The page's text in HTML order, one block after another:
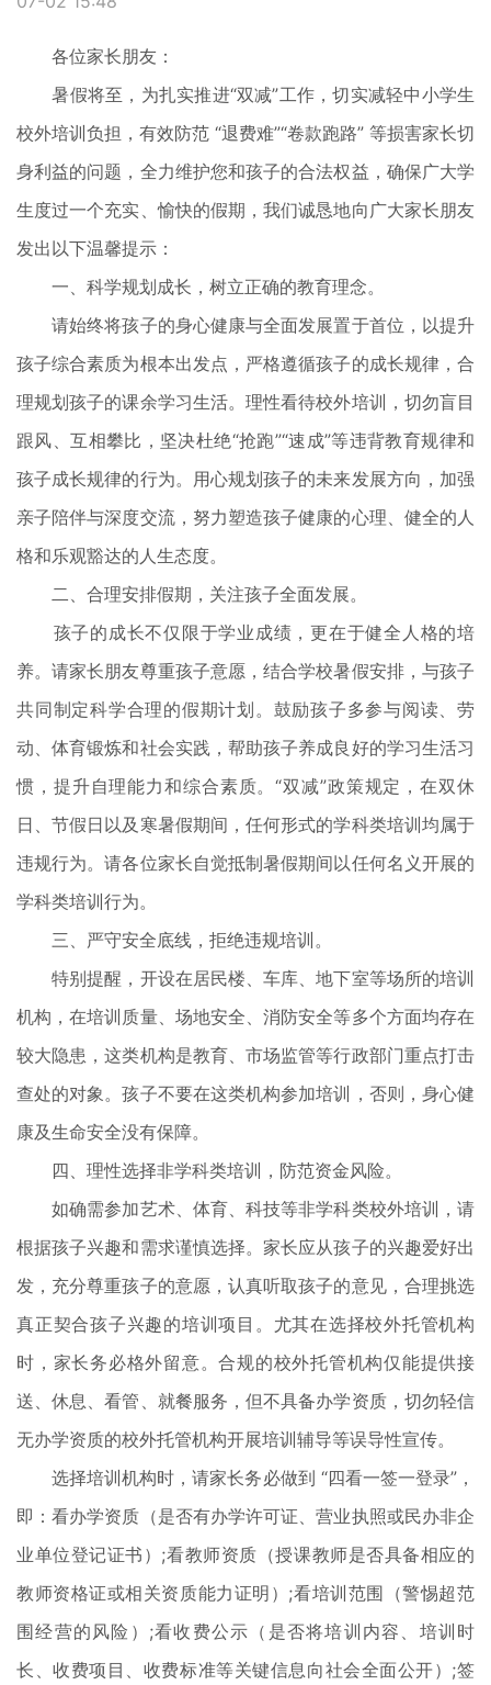
各位家长朋友：
暑假将至，为扎实推进“双减”工作，切实减轻中小学生
校外培训负担，有效防范 “退费难”“卷款跑路” 等损害家长切
身利益的问题，全力维护您和孩子的合法权益，确保广大学
生度过一个充实、愉快的假期，我们诚恳地向广大家长朋友
发出以下温馨提示：
一、科学规划成长，树立正确的教育理念。
请始终将孩子的身心健康与全面发展置于首位，以提升
孩子综合素质为根本出发点，严格遵循孩子的成长规律，合
理规划孩子的课余学习生活。理性看待校外培训，切勿盲目
跟风、互相攀比，坚决杜绝“抢跑”“速成”等违背教育规律和
孩子成长规律的行为。用心规划孩子的未来发展方向，加强
亲子陪伴与深度交流，努力塑造孩子健康的心理、健全的人
格和乐观豁达的人生态度。
二、合理安排假期，关注孩子全面发展。
孩子的成长不仅限于学业成绩，更在于健全人格的培
养。请家长朋友尊重孩子意愿，结合学校暑假安排，与孩子
共同制定科学合理的假期计划。鼓励孩子多参与阅读、劳
动、体育锻炼和社会实践，帮助孩子养成良好的学习生活习
惯，提升自理能力和综合素质。“双减”政策规定，在双休
日、节假日以及寒暑假期间，任何形式的学科类培训均属于
违规行为。请各位家长自觉抵制暑假期间以任何名义开展的
学科类培训行为。
三、严守安全底线，拒绝违规培训。
特别提醒，开设在居民楼、车库、地下室等场所的培训
机构，在培训质量、场地安全、消防安全等多个方面均存在
较大隐患，这类机构是教育、市场监管等行政部门重点打击
查处的对象。孩子不要在这类机构参加培训，否则，身心健
康及生命安全没有保障。
四、理性选择非学科类培训，防范资金风险。
如确需参加艺术、体育、科技等非学科类校外培训，请
根据孩子兴趣和需求谨慎选择。家长应从孩子的兴趣爱好出
发，充分尊重孩子的意愿，认真听取孩子的意见，合理挑选
真正契合孩子兴趣的培训项目。尤其在选择校外托管机构
时，家长务必格外留意。合规的校外托管机构仅能提供接
送、休息、看管、就餐服务，但不具备办学资质，切勿轻信
无办学资质的校外托管机构开展培训辅导等误导性宣传。
选择培训机构时，请家长务必做到 “四看一签一登录”，
即：看办学资质（是否有办学许可证、营业执照或民办非企
业单位登记证书）;看教师资质（授课教师是否具备相应的
教师资格证或相关资质能力证明）;看培训范围（警惕超范
围经营的风险）;看收费公示（是否将培训内容、培训时
长、收费项目、收费标准等关键信息向社会全面公开）;签